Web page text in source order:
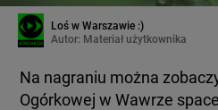
Loś w Warszawie :)
Autor: Materiał użytkownika
Na nagraniu można
Ogórkowej w Wawrze